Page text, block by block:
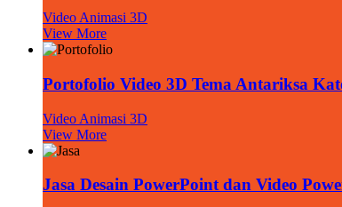
Video Animasi 3D
View More
Portofolio Video 3D Tema Antariksa
Video Animasi 3D
View More
Jasa Desain PowerPoint dan Video